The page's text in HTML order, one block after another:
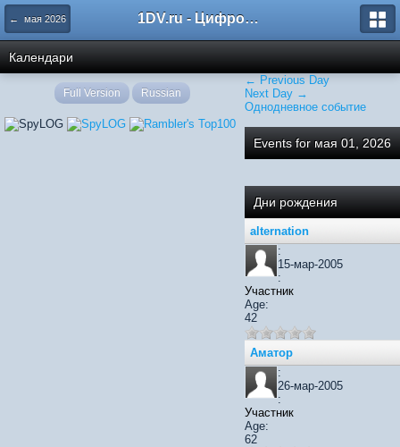
← мая 2026 1DV.ru - Цифровое видео
Календари
← Previous Day
Next Day →
Однодневное событие
Events for мая 01, 2026
Дни рождения
alternation
:
15-мар-2005
:
Участник
Age:
42
Аматор
:
26-мар-2005
:
Участник
Age:
62
Full Version Russian